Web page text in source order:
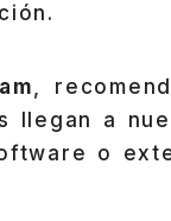
,
llegan a
o